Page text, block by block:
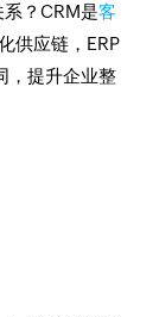
系？CRM是客
供应链，ERP
，提升企业整